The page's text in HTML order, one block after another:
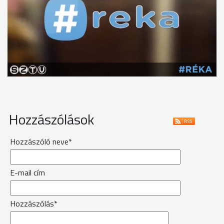
Hozzászólások
Hozzászóló neve*
E-mail cím
Hozzászólás*